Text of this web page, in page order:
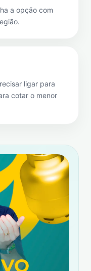
a opção com
ligar para
cotar o menor